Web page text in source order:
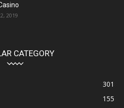
2019
CATEGORY
301
155